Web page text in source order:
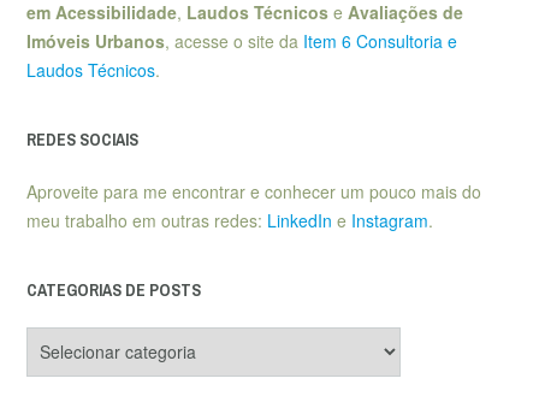
em Acessibilidade, Laudos Técnicos e Avaliações de
Imóveis Urbanos, acesse o site da Item 6 Consultoria e
Laudos Técnicos.
REDES SOCIAIS
Aproveite para me encontrar e conhecer um pouco mais do
meu trabalho em outras redes: LinkedIn e Instagram.
CATEGORIAS DE POSTS
de